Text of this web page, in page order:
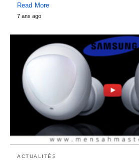
Read More
7 ans ago
ACTUALITÉS